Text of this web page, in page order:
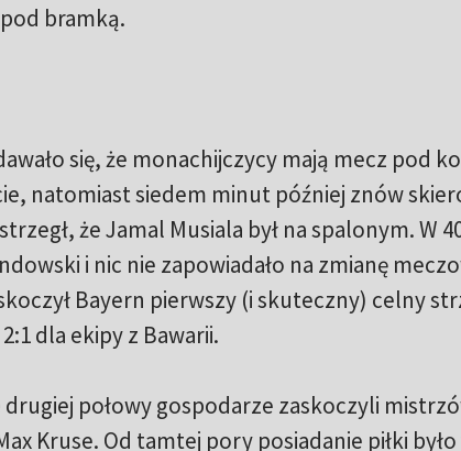
bramką.
się, że monachijczycy mają mecz pod
natomiast siedem minut później znów
że Jamal Musiala był na spalonym. W
i nic nie zapowiadało na zmianę
Bayern pierwszy (i skuteczny) celny
dla ekipy z Bawarii.
połowy gospodarze zaskoczyli
Kruse. Od tamtej pory posiadanie piłki